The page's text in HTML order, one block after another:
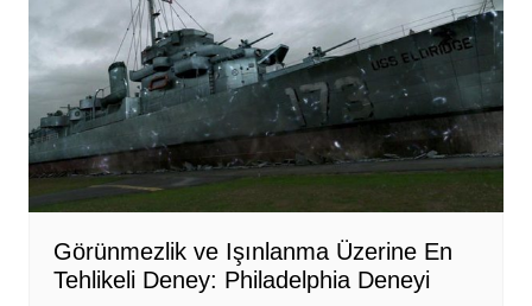
Görünmezlik ve Işınlanma Üzerine En
Tehlikeli Deney: Philadelphia Deneyi